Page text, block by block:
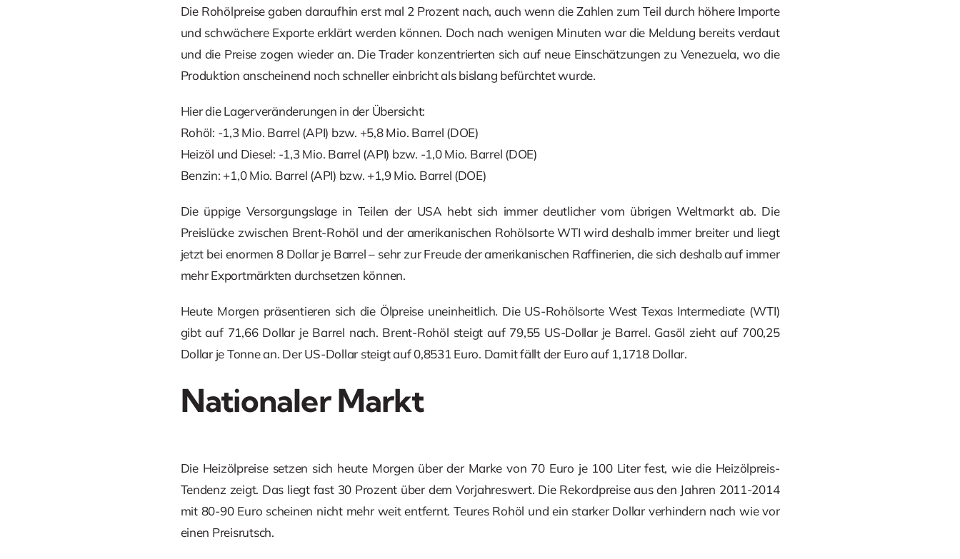
Die Rohölpreise gaben daraufhin erst mal 2 Prozent nach, auch wenn die Zahlen zum Teil durch höhere Importe
und schwächere Exporte erklärt werden können. Doch nach wenigen Minuten war die Meldung bereits verdaut
und die Preise zogen wieder an. Die Trader konzentrierten sich auf neue Einschätzungen zu Venezuela, wo die
Produktion anscheinend noch schneller einbricht als bislang befürchtet wurde.
Hier die Lagerveränderungen in der Übersicht:
Rohöl: -1,3 Mio. Barrel (API) bzw. +5,8 Mio. Barrel (DOE)
Heizöl und Diesel: -1,3 Mio. Barrel (API) bzw. -1,0 Mio. Barrel (DOE)
Benzin: +1,0 Mio. Barrel (API) bzw. +1,9 Mio. Barrel (DOE)
Die üppige Versorgungslage in Teilen der USA hebt sich immer deutlicher vom übrigen Weltmarkt ab. Die
Preislücke zwischen Brent-Rohöl und der amerikanischen Rohölsorte WTI wird deshalb immer breiter und liegt
jetzt bei enormen 8 Dollar je Barrel – sehr zur Freude der amerikanischen Raffinerien, die sich deshalb auf immer
mehr Exportmärkten durchsetzen können.
Heute Morgen präsentieren sich die Ölpreise uneinheitlich. Die US-Rohölsorte West Texas Intermediate (WTI)
gibt auf 71,66 Dollar je Barrel nach. Brent-Rohöl steigt auf 79,55 US-Dollar je Barrel. Gasöl zieht auf 700,25
Dollar je Tonne an. Der US-Dollar steigt auf 0,8531 Euro. Damit fällt der Euro auf 1,1718 Dollar.
Nationaler Markt
Die Heizölpreise setzen sich heute Morgen über der Marke von 70 Euro je 100 Liter fest, wie die Heizölpreis-
Tendenz zeigt. Das liegt fast 30 Prozent über dem Vorjahreswert. Die Rekordpreise aus den Jahren 2011-2014
mit 80-90 Euro scheinen nicht mehr weit entfernt. Teures Rohöl und ein starker Dollar verhindern nach wie vor
einen Preisrutsch.